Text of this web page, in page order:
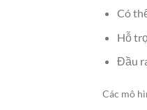
Có
Hỗ
Đầu
Các mô